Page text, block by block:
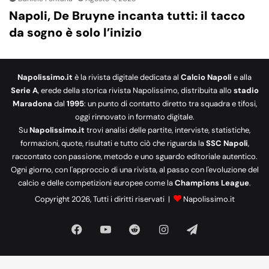
Napoli, De Bruyne incanta tutti: il tacco
da sogno è solo l’inizio
Napolissimo.it è la rivista digitale dedicata al Calcio Napoli e alla
Serie A, erede della storica rivista Napolissimo, distribuita allo stadio
Maradona dal 1995: un punto di contatto diretto tra squadra e tifosi,
oggi rinnovato in formato digitale.
SuNapolissimo.it trovi analisi delle partite, interviste, statistiche,
formazioni, quote, risultati e tutto ciò che riguarda laSSC Napoli,
raccontato con passione, metodo e uno sguardo editoriale autentico.
Ogni giorno, con l'approccio di una rivista, al passo con l'evoluzione del
calcio e delle competizioni europee come laChampions League.
Copyright 2026, Tutti i diritti riservati |
Napolissimo.it
Facebook
Tube
RedditInstagram